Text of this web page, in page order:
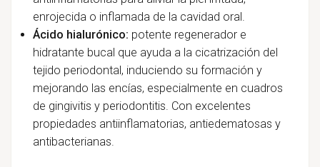
enrojecida o inflamada de la cavidad oral.
Ácido hialurónico: potente regenerador e
hidratante bucal que ayuda a la cicatrización del
tejido periodontal, induciendo su formación y
mejorando las encías, especialmente en cuadros
de gingivitis y periodontitis. Con excelentes
propiedades antiinflamatorias, antiedematosas y
antibacterianas.